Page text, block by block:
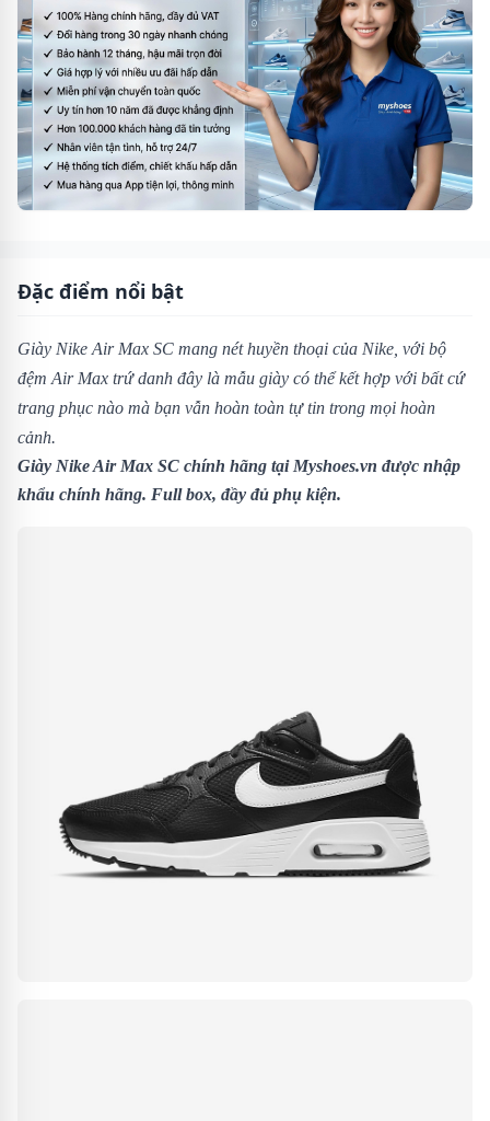
Đặc điểm nổi bật
Giày Nike Air Max SC mang nét huyền thoại của Nike, với bộ
đệm Air Max trứ danh đây là mẫu giày có thể kết hợp với bất cứ
trang phục nào mà bạn vẫn hoàn toàn tự tin trong mọi hoàn
cảnh.
Giày Nike Air Max SC chính hãng tại Myshoes.vn được nhập
khẩu chính hãng. Full box, đầy đủ phụ kiện.